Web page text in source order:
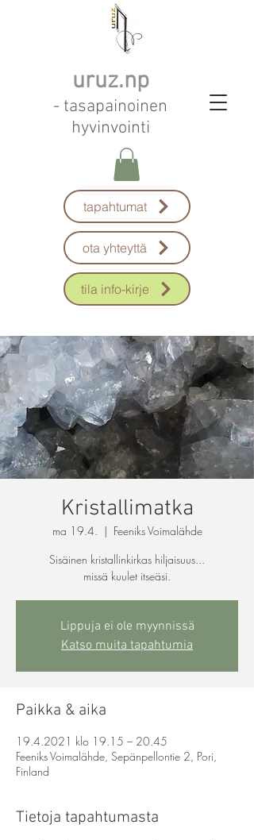
uruz.np
- tasapainoinen
hyvinvointi
tapahtumat
ota yhteyttä
tila info-kirje
Kristallimatka
ma 19.4.
  |
Feeniks Voimalähde
Sisäinen kristallinkirkas hiljaisuus...
missä kuulet itseäsi.
Lippuja ei ole myynnissä
Katso muita tapahtumia
Paikka & aika
19.4.2021 klo 19.15 – 20.45
Feeniks Voimalähde, Sepänpellontie 2, Pori,
Finland
Tietoja tapahtumasta